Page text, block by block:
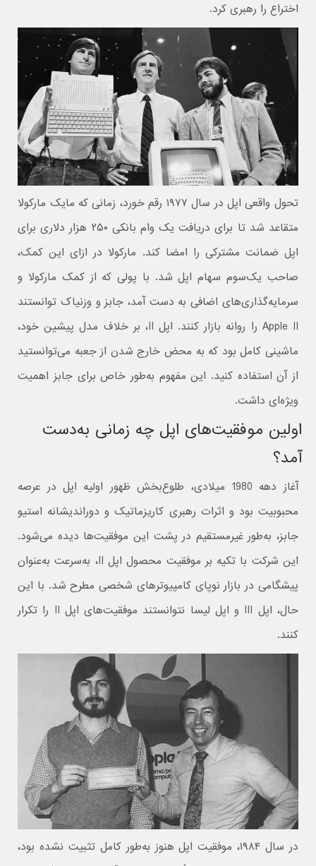
اختراع را رهبری کرد.
تحول واقعی اپل در سال ۱۹۷۷ رقم خورد، زمانی که مایک مارکولا
متقاعد شد تا برای دریافت یک وام بانکی ۲۵۰ هزار دلاری برای
اپل ضمانت مشترکی را امضا کند. مارکولا در ازای این کمک،
صاحب یک‌سوم سهام اپل شد. با پولی که از کمک مارکولا و
سرمایه‌گذاری‌های اضافی به دست آمد، جابز و وزنیاک توانستند
Apple II را روانه بازار کنند. اپل II، بر خلاف مدل پیشین خود،
ماشینی کامل بود که به محض خارج شدن از جعبه می‌توانستید
از آن استفاده کنید. این مفهوم به‌طور خاص برای جابز اهمیت
ویژه‌ای داشت.
اولین موفقیت‌های اپل چه زمانی به‌دست
آمد؟
آغاز دهه 1980 میلادی، طلوع‌بخش ظهور اولیه اپل در عرصه
محبوبیت بود و اثرات رهبری کاریزماتیک و دوراندیشانه استیو
جابز، به‌طور غیرمستقیم در پشت این موفقیت‌ها دیده می‌شود.
این شرکت با تکیه بر موفقیت محصول اپل II، به‌سرعت به‌عنوان
پیشگامی در بازار نوپای کامپیوترهای شخصی مطرح شد. با این
حال، اپل III و اپل لیسا نتوانستند موفقیت‌های اپل II را تکرار
کنند.
در سال ۱۹۸۴، موفقیت اپل هنوز به‌طور کامل تثبیت نشده بود،